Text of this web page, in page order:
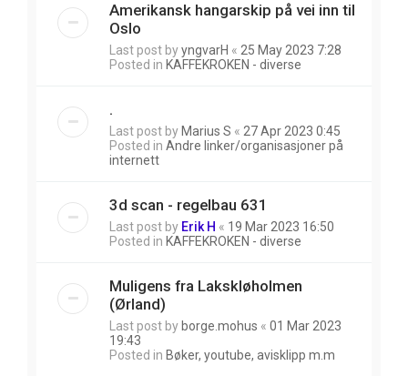
Amerikansk hangarskip på vei inn til
Oslo
Last post byyngvarH « 25 May 2023 7:28
Posted in KAFFEKROKEN - diverse
.
Last post by Marius S « 27 Apr 2023 0:45
Posted in Andre linker/organisasjoner på
internett
3d scan - regelbau 631
Last post by Erik H « 19 Mar 2023 16:50
Posted in KAFFEKROKEN - diverse
Muligens fra Lakskløholmen
(Ørland)
Last post by borge.mohus « 01 Mar 2023
19:43
Posted in Bøker, youtube, avisklipp m.m